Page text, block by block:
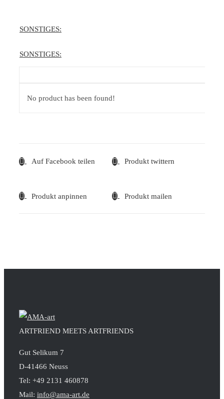
SONSTIGES:
SONSTIGES:
No product has been found!
Auf Facebook teilen Produkt twittern
Produkt anpinnen Produkt mailen
ARTFRIEND MEETS ARTFRIENDS
Gut Selikum 7
D-41466 Neuss
Tel: +49 2131 460878
Mail: info@ama-art.de